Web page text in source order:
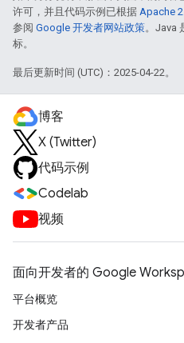
许可，并且代码示例已根据 Apache
参阅 Google 开发者网站政策。Java
标。
最后更新时间 (UTC)：2025-04-22。
博客
X (Twitter)
代码示例
Codelab
视频
面向开发者的 Google
平台概览
开发者产品